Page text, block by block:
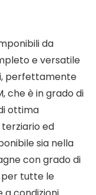
da
e versatile
perfettamente
che è in grado di
ottima
ed
sia nella
con grado di
per tutte le